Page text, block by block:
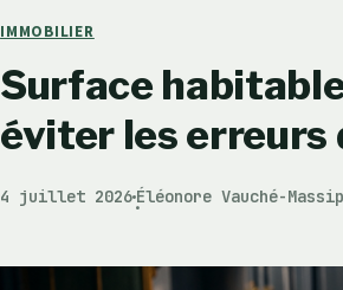
IMMOBILIER
Surface
éviter les erreurs
4 juillet 2026
·
Éléonore Vauché-Massip